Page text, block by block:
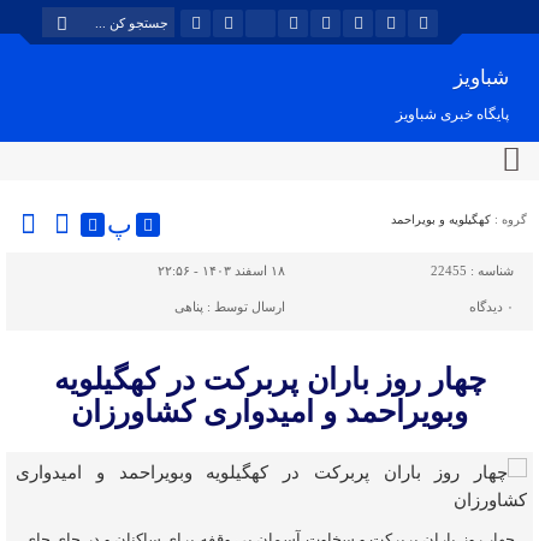
شباویز
پایگاه خبری شباویز
گروه : کهگیلویه و بویراحمد پ
شناسه : 22455 ۱۸ اسفند ۱۴۰۳ - ۲۲:۵۶
۰ دیدگاه ارسال توسط : پناهی
چهار روز باران پربرکت در کهگیلویه
وبویراحمد و امیدواری کشاورزان